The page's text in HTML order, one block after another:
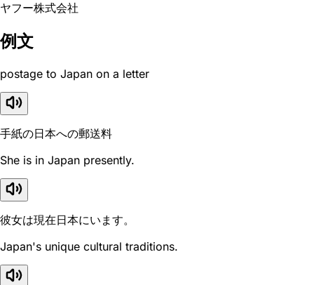
ヤフー株式会社
例文
postage to Japan on a letter
手紙の日本への郵送料
She is in Japan presently.
彼女は現在日本にいます。
Japan's unique cultural traditions.